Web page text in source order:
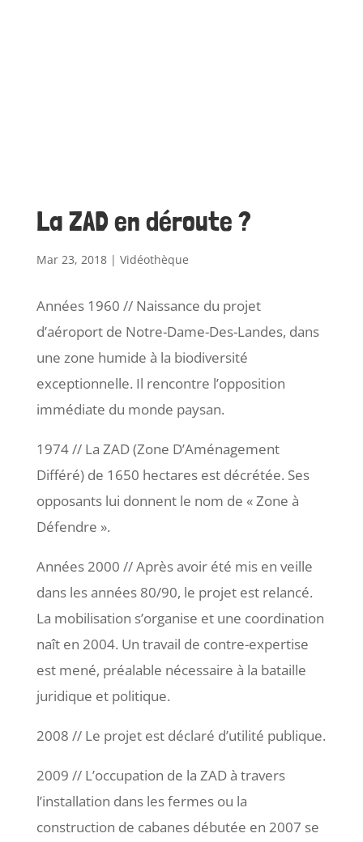
La ZAD en déroute ?
Mar 23, 2018| Vidéothèque
Années 1960 // Naissance du projet
d’aéroport de Notre-Dame-Des-Landes, dans
une zone humide à la biodiversité
exceptionnelle. Il rencontre l’opposition
immédiate du monde paysan.
1974 // La ZAD (Zone D’Aménagement
Différé) de 1650 hectares est décrétée. Ses
opposants lui donnent le nom de « Zone à
Défendre ».
Années 2000 // Après avoir été mis en veille
dans les années 80/90, le projet est relancé.
La mobilisation s’organise et une coordination
naît en 2004. Un travail de contre-expertise
est mené, préalable nécessaire à la bataille
juridique et politique.
2008 // Le projet est déclaré d’utilité publique.
2009 // L’occupation de la ZAD à travers
l’installation dans les fermes ou la
construction de cabanes débutée en 2007 se